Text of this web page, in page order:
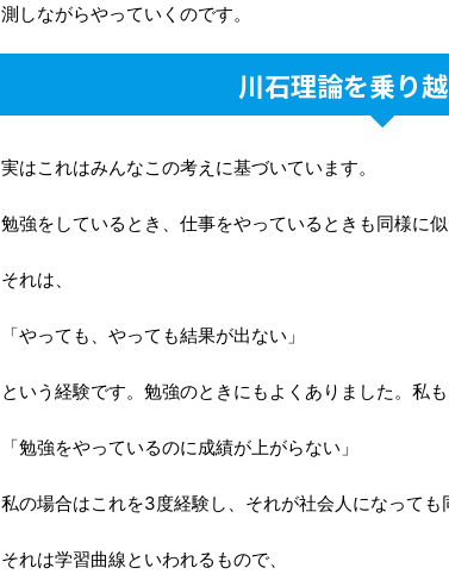
測しながらやっていくのです。
川石理論を乗り越
実はこれはみんなこの考えに基づいています。
勉強をしているとき、仕事をやっているときも同様に
それは、
「やっても、やっても結果が出ない」
という経験です。勉強のときにもよくありました。私
「勉強をやっているのに成績が上がらない」
私の場合はこれを3度経験し、それが社会人になっても
それは学習曲線といわれるもので、